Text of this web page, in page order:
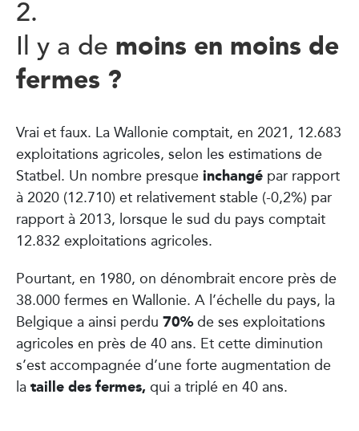
2.
Il y a de moins en moins de
fermes ?
Vrai et faux. La Wallonie comptait, en 2021, 12.683
exploitations agricoles, selon les estimations de
Statbel. Un nombre presqueinchangé par rapport
à 2020 (12.710) et relativement stable (-0,2%) par
rapport à 2013, lorsque le sud du pays comptait
12.832 exploitations agricoles.
Pourtant, en 1980, on dénombrait encore près de
38.000 fermes en Wallonie. A l’échelle du pays, la
Belgique a ainsi perdu 70%de ses exploitations
agricoles en près de 40 ans. Et cette diminution
s’est accompagnée d’une forte augmentation de
lataille des fermes, qui a triplé en 40 ans.